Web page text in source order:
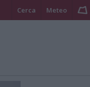
Cerca Meteo